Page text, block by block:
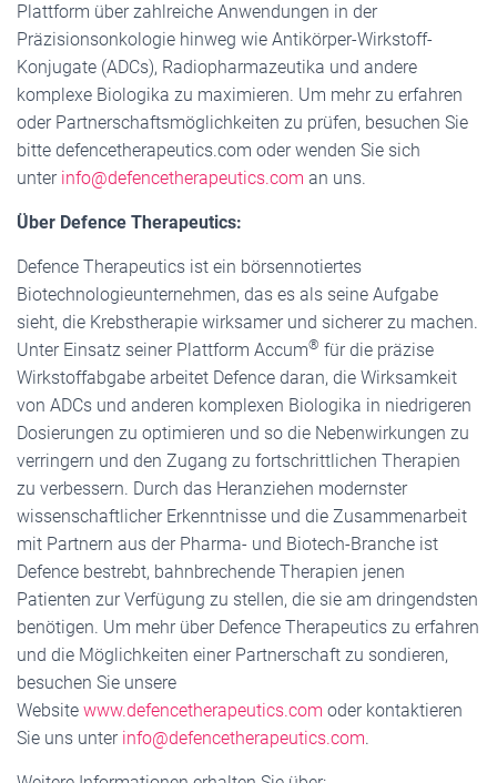
Plattform über zahlreiche Anwendungen in der
Präzisionsonkologie hinweg wie Antikörper-Wirkstoff-
Konjugate (ADCs), Radiopharmazeutika und andere
komplexe Biologika zu maximieren. Um mehr zu erfahren
oder Partnerschaftsmöglichkeiten zu prüfen, besuchen Sie
bitte defencetherapeutics.com oder wenden Sie sich
unter info@defencetherapeutics.com an uns.
Über Defence Therapeutics:
Defence Therapeutics ist ein börsennotiertes
Biotechnologieunternehmen, das es als seine Aufgabe
sieht, die Krebstherapie wirksamer und sicherer zu machen.
Unter Einsatz seiner Plattform Accum® für die präzise
Wirkstoffabgabe arbeitet Defence daran, die Wirksamkeit
von ADCs und anderen komplexen Biologika in niedrigeren
Dosierungen zu optimieren und so die Nebenwirkungen zu
verringern und den Zugang zu fortschrittlichen Therapien
zu verbessern. Durch das Heranziehen modernster
wissenschaftlicher Erkenntnisse und die Zusammenarbeit
mit Partnern aus der Pharma- und Biotech-Branche ist
Defence bestrebt, bahnbrechende Therapien jenen
Patienten zur Verfügung zu stellen, die sie am dringendsten
benötigen. Um mehr über Defence Therapeutics zu erfahren
und die Möglichkeiten einer Partnerschaft zu sondieren,
besuchen Sie unsere
Website www.defencetherapeutics.com oder kontaktieren
Sie uns unter info@defencetherapeutics.com.